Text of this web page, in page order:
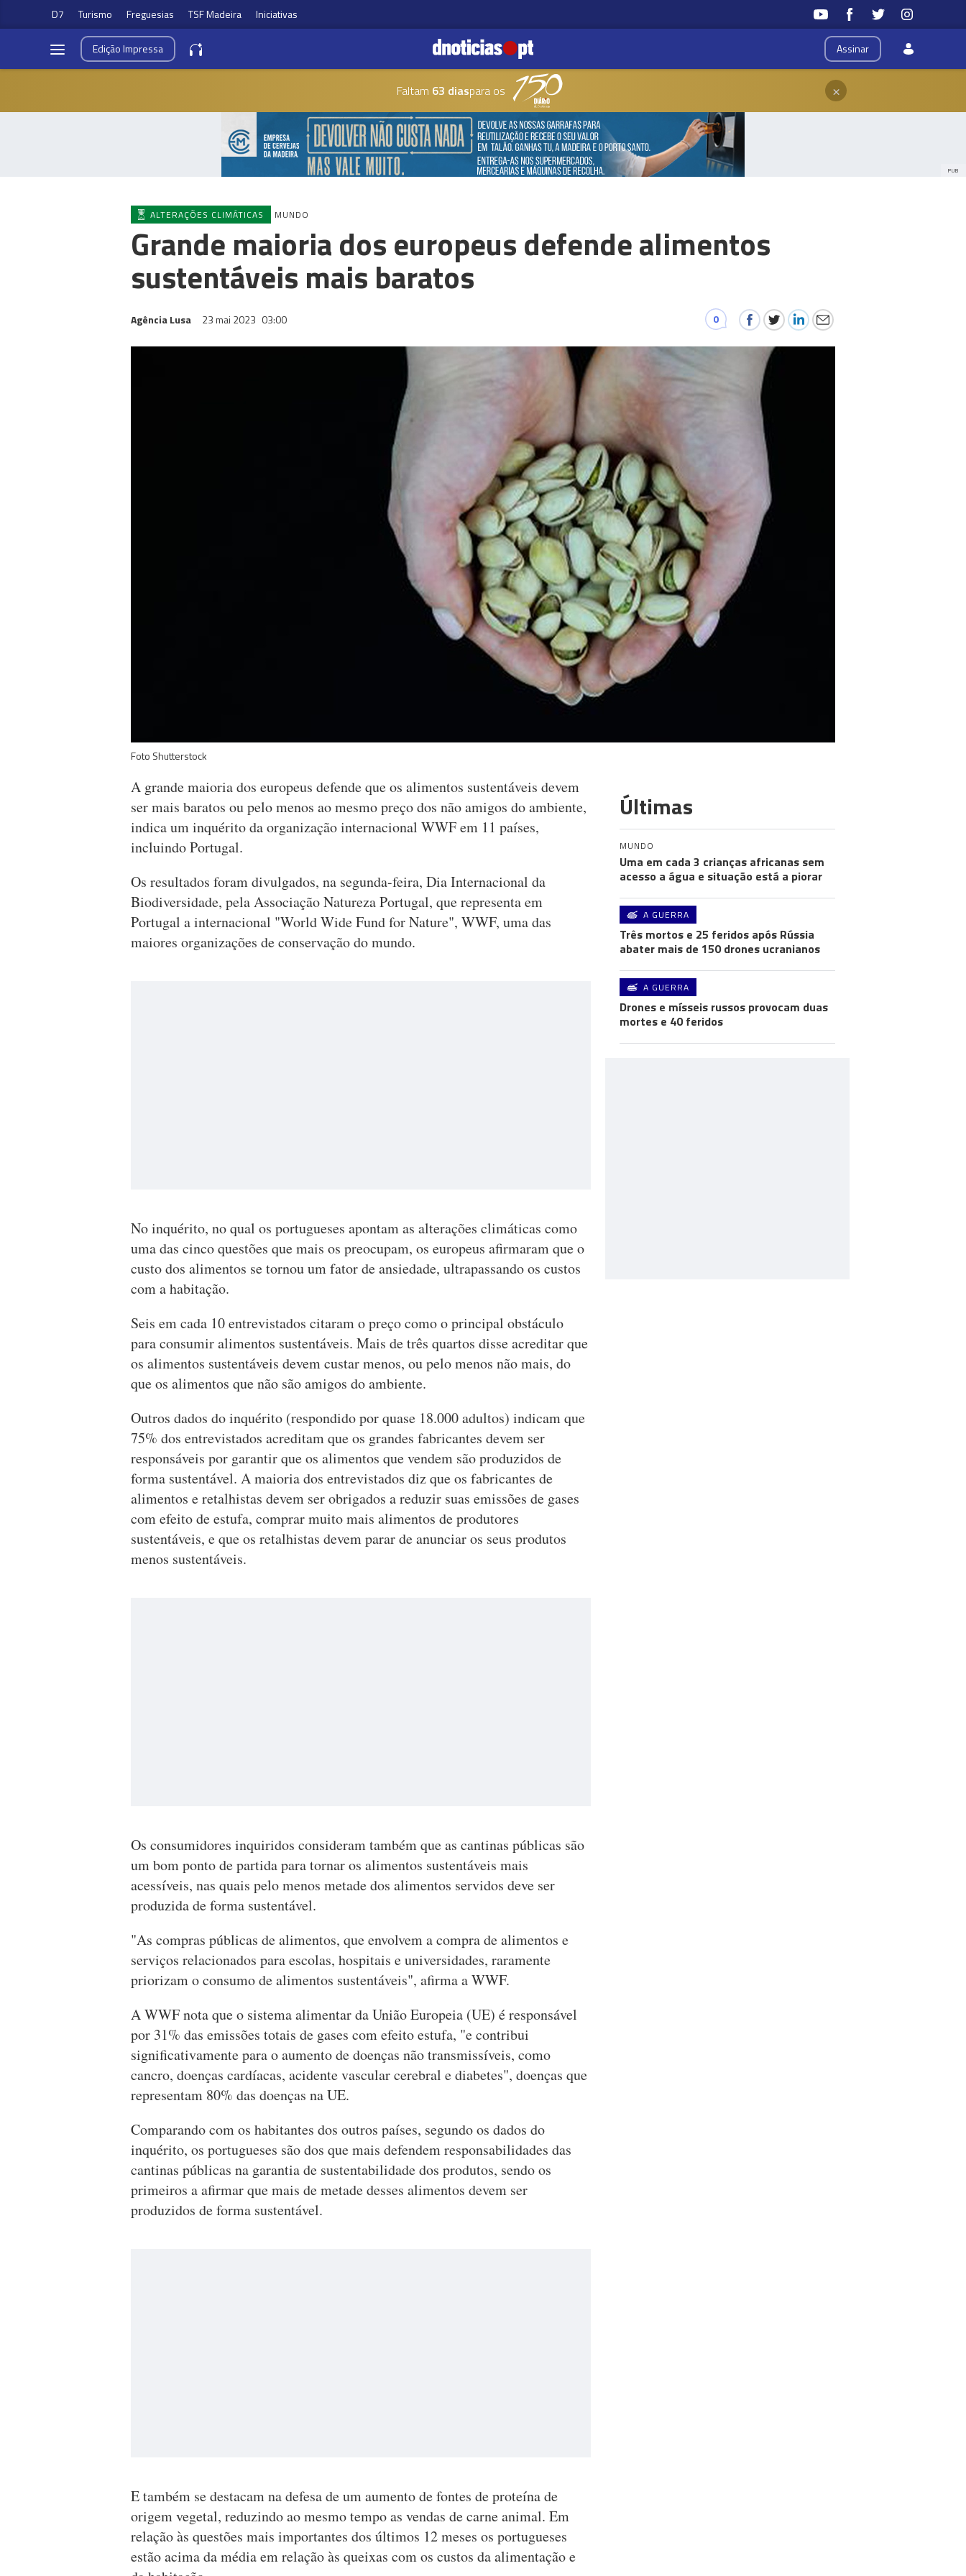
D7 Turismo Freguesias TSF Madeira Iniciativas
Assinar
EdiçãoImpressa
Faltam 63 diaspara os ×
PUB
ALTERAÇÕES CLIMÁTICAS MUNDO
Grande maioria dos europeus defende alimentos
sustentáveis mais baratos
Agência Lusa 23 mai 2023 03:00 0
Foto Shutterstock
A grande maioria dos europeus defende que os alimentos sustentáveis devem
ser mais baratos ou pelo menos ao mesmo preço dos não amigos do ambiente,
indica um inquérito da organização internacional WWF em 11 países,
incluindo Portugal.
Os resultados foram divulgados, na segunda-feira, Dia Internacional da
Biodiversidade, pela Associação Natureza Portugal, que representa em
Portugal a internacional "World Wide Fund for Nature", WWF, uma das
maiores organizações de conservação do mundo.
No inquérito, no qual os portugueses apontam as alterações climáticas como
uma das cinco questões que mais os preocupam, os europeus afirmaram que o
custo dos alimentos se tornou um fator de ansiedade, ultrapassando os custos
com a habitação.
Seis em cada 10 entrevistados citaram o preço como o principal obstáculo
para consumir alimentos sustentáveis. Mais de três quartos disse acreditar que
os alimentos sustentáveis devem custar menos, ou pelo menos não mais, do
que os alimentos que não são amigos do ambiente.
Outros dados do inquérito (respondido por quase 18.000 adultos) indicam que
75% dos entrevistados acreditam que os grandes fabricantes devem ser
responsáveis por garantir que os alimentos que vendem são produzidos de
forma sustentável. A maioria dos entrevistados diz que os fabricantes de
alimentos e retalhistas devem ser obrigados a reduzir suas emissões de gases
com efeito de estufa, comprar muito mais alimentos de produtores
sustentáveis, e que os retalhistas devem parar de anunciar os seus produtos
menos sustentáveis.
Os consumidores inquiridos consideram também que as cantinas públicas são
um bom ponto de partida para tornar os alimentos sustentáveis mais
acessíveis, nas quais pelo menos metade dos alimentos servidos deve ser
produzida de forma sustentável.
"As compras públicas de alimentos, que envolvem a compra de alimentos e
serviços relacionados para escolas, hospitais e universidades, raramente
priorizam o consumo de alimentos sustentáveis", afirma a WWF.
A WWF nota que o sistema alimentar da União Europeia (UE) é responsável
por 31% das emissões totais de gases com efeito estufa, "e contribui
significativamente para o aumento de doenças não transmissíveis, como
cancro, doenças cardíacas, acidente vascular cerebral e diabetes", doenças que
representam 80% das doenças na UE.
Comparando com os habitantes dos outros países, segundo os dados do
inquérito, os portugueses são dos que mais defendem responsabilidades das
cantinas públicas na garantia de sustentabilidade dos produtos, sendo os
primeiros a afirmar que mais de metade desses alimentos devem ser
produzidos de forma sustentável.
E também se destacam na defesa de um aumento de fontes de proteína de
origem vegetal, reduzindo ao mesmo tempo as vendas de carne animal. Em
relação às questões mais importantes dos últimos 12 meses os portugueses
estão acima da média em relação às queixas com os custos da alimentação e
Últimas
MUNDO
Uma em cada 3 crianças africanas sem
acesso a água e situação está a piorar
A GUERRA
Três mortos e 25 feridos após Rússia
abater mais de 150 drones ucranianos
A GUERRA
Drones e mísseis russos provocam duas
mortes e 40 feridos